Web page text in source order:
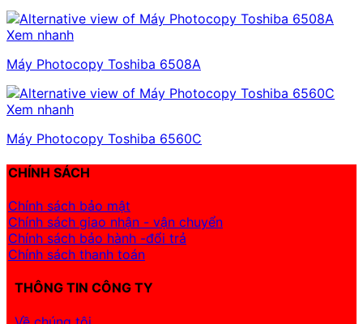
Xem nhanh
Máy Photocopy Toshiba 6508A
Xem nhanh
Máy Photocopy Toshiba 6560C
CHÍNH SÁCH
Chính sách bảo mật
Chính sách giao nhận - vận chuyển
Chính sách bảo hành -đổi trả
Chính sách thanh toán
THÔNG TIN CÔNG TY